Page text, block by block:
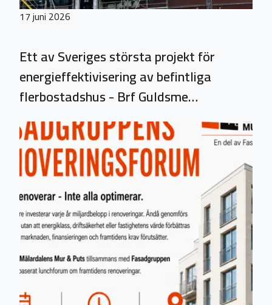
17 juni 2026
Ett av Sveriges största projekt för
energieffektivisering av befintliga
flerbostadshus - Brf Guldsme…